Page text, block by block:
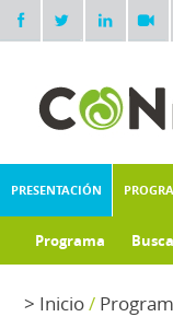
PRESENTACIÓN
Programa
> Inicio/